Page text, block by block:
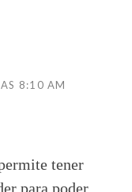
8:10 AM
tener
para poder